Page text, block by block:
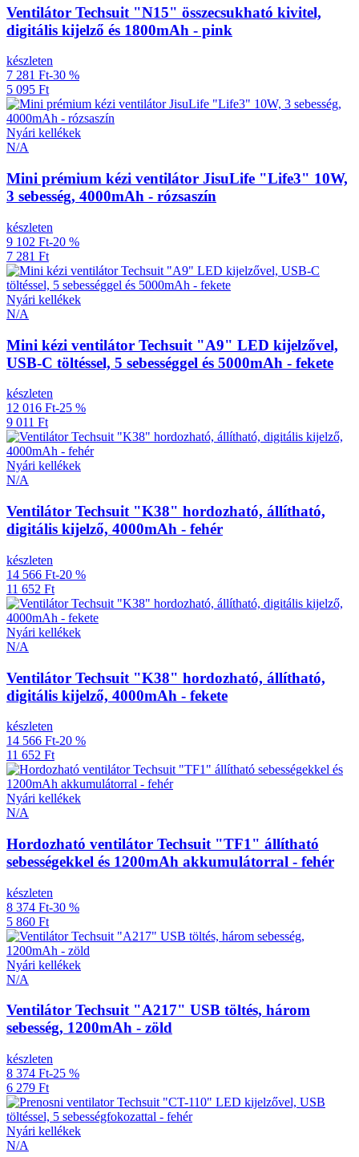
Ventilátor Techsuit "N15" összecsukható kivitel,
digitális kijelző és 1800mAh - pink
készleten
7 281 Ft-30 %
5 095 Ft
Nyári kellékek
N/A
Mini prémium kézi ventilátor JisuLife "Life3" 10W,
3 sebesség, 4000mAh - rózsaszín
készleten
9 102 Ft-20 %
7 281 Ft
Nyári kellékek
N/A
Mini kézi ventilátor Techsuit "A9" LED kijelzővel,
USB-C töltéssel, 5 sebességgel és 5000mAh - fekete
készleten
12 016 Ft-25 %
9 011 Ft
Nyári kellékek
N/A
Ventilátor Techsuit "K38" hordozható, állítható,
digitális kijelző, 4000mAh - fehér
készleten
14 566 Ft-20 %
11 652 Ft
Nyári kellékek
N/A
Ventilátor Techsuit "K38" hordozható, állítható,
digitális kijelző, 4000mAh - fekete
készleten
14 566 Ft-20 %
11 652 Ft
Nyári kellékek
N/A
Hordozható ventilátor Techsuit "TF1" állítható
sebességekkel és 1200mAh akkumulátorral - fehér
készleten
8 374 Ft-30 %
5 860 Ft
Nyári kellékek
N/A
Ventilátor Techsuit "A217" USB töltés, három
sebesség, 1200mAh - zöld
készleten
8 374 Ft-25 %
6 279 Ft
Nyári kellékek
N/A